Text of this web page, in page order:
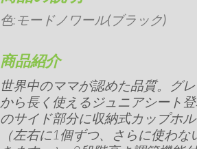
色:モードノワール(ブラック)
商品紹介
世界中のママが認めた品質。グ
から長く使えるジュニアシート
のサイド部分に収納式カップホ
（左右に1個ずつ、さらに使わな